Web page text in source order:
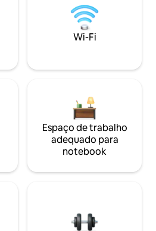
Wi-Fi
Espaço de trabalho
adequado para
notebook